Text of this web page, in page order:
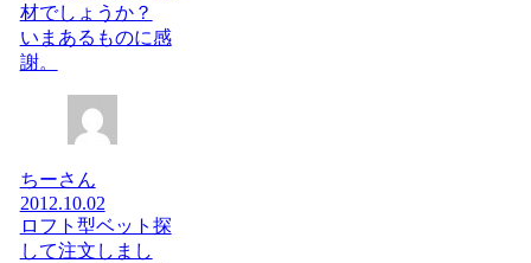
材でしょうか？
いまあるものに感
謝。
ちーさん
2012.10.02
ロフト型ベット探
して注文しまし